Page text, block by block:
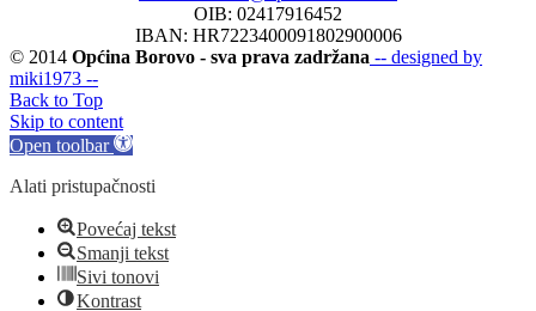
OIB: 02417916452
IBAN: HR7223400091802900006
© 2014 Općina Borovo - sva prava zadržana -- designed by
miki1973 --
Back to Top
Skip to content
Open toolbar
Alati pristupačnosti
Povećaj tekst
Smanji tekst
Sivi tonovi
Kontrast